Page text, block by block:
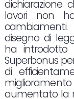
dichiarazione
lavori non
disegno di
ha introdotto
Superbonus
di
aumentato la